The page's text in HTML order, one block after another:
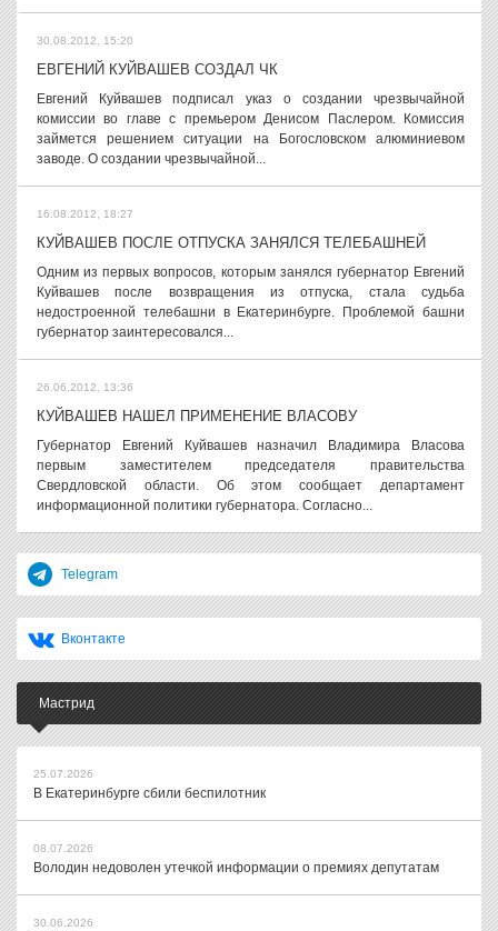
30.08.2012, 15:20
ЕВГЕНИЙ КУЙВАШЕВ СОЗДАЛ ЧК
Евгений Куйвашев подписал указ о создании чрезвычайной
комиссии во главе с премьером Денисом Паслером. Комиссия
займется решением ситуации на Богословском алюминиевом
заводе. О создании чрезвычайной...
16.08.2012, 18:27
КУЙВАШЕВ ПОСЛЕ ОТПУСКА ЗАНЯЛСЯ ТЕЛЕБАШНЕЙ
Одним из первых вопросов, которым занялся губернатор Евгений
Куйвашев после возвращения из отпуска, стала судьба
недостроенной телебашни в Екатеринбурге. Проблемой башни
губернатор заинтересовался...
26.06.2012, 13:36
КУЙВАШЕВ НАШЕЛ ПРИМЕНЕНИЕ ВЛАСОВУ
Губернатор Евгений Куйвашев назначил Владимира Власова
первым заместителем председателя правительства
Свердловской области. Об этом сообщает департамент
информационной политики губернатора. Согласно...
Telegram
Вконтакте
Мастрид
25.07.2026
В Екатеринбурге сбили беспилотник
08.07.2026
Володин недоволен утечкой информации о премиях депутатам
30.06.2026